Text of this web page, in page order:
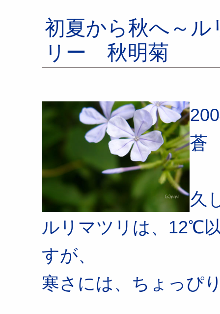
初夏から秋へ～
リー 秋明菊
蒼
久
ルリマツリは、12℃
すが、
寒さには、ちょっぴ